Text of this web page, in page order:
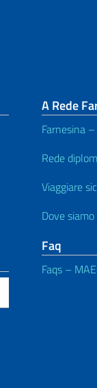
A Rede
Farnesina
Rede
Viaggiare
Dove
Faq
Faqs –